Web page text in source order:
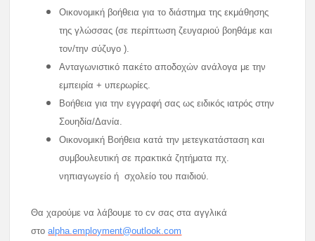
Οικονομική βοήθεια για το διάστημα της εκμάθησης
της γλώσσας (σε περίπτωση ζευγαριού βοηθάμε και
τον/την σύζυγο ).
Ανταγωνιστικό πακέτο αποδοχών ανάλογα με την
εμπειρία + υπερωρίες.
Βοήθεια για την εγγραφή σας ως ειδικός ιατρός στην
Σουηδία/Δανία.
Οικονομική Βοήθεια κατά την μετεγκατάσταση και
συμβουλευτική σε πρακτικά ζητήματα πχ.
νηπιαγωγείο ή σχολείο του παιδιού.
Θα χαρούμε να λάβουμε το cv σας στα αγγλικά
στοalpha.employment@outlook.com